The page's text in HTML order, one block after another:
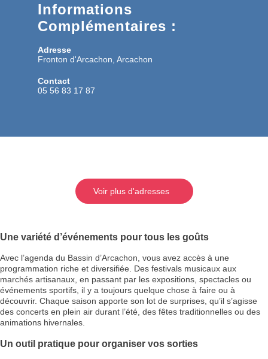
Informations
Complémentaires :
Adresse
Fronton d'Arcachon, Arcachon
Contact
05 56 83 17 87
Voir plus d'adresses
Une variété d’événements pour tous les goûts
Avec l’agenda du Bassin d’Arcachon, vous avez accès à une
programmation riche et diversifiée. Des festivals musicaux aux
marchés artisanaux, en passant par les expositions, spectacles ou
événements sportifs, il y a toujours quelque chose à faire ou à
découvrir. Chaque saison apporte son lot de surprises, qu’il s’agisse
des concerts en plein air durant l’été, des fêtes traditionnelles ou des
animations hivernales.
Un outil pratique pour organiser vos sorties